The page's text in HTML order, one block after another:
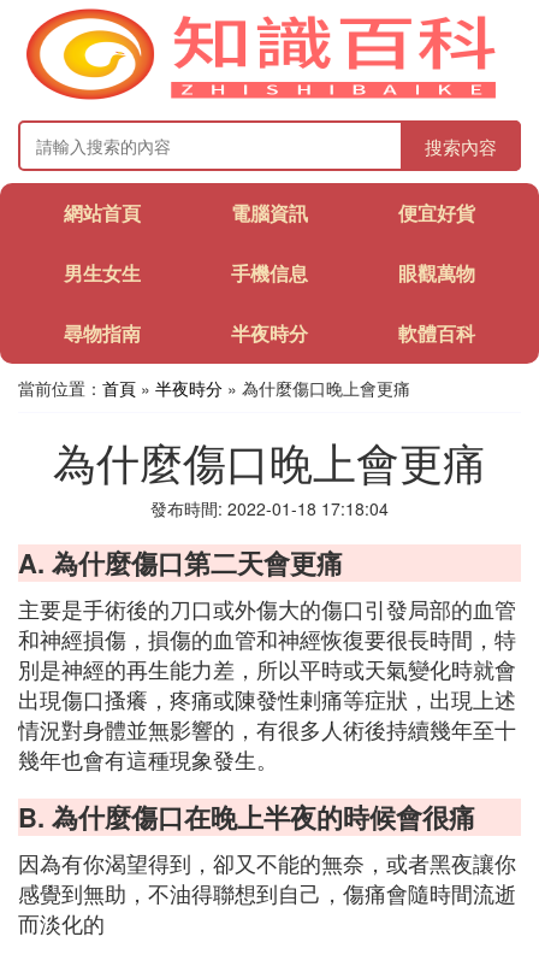
搜索內容
網站首頁 電腦資訊 便宜好貨
男生女生 手機信息 眼觀萬物
尋物指南 半夜時分 軟體百科
當前位置： 首頁 » 半夜時分 » 為什麼傷口晚上會更痛
為什麼傷口晚上會更痛
發布時間: 2022-01-18 17:18:04
A. 為什麼傷口第二天會更痛
主要是手術後的刀口或外傷大的傷口引發局部的血管
和神經損傷，損傷的血管和神經恢復要很長時間，特
別是神經的再生能力差，所以平時或天氣變化時就會
出現傷口搔癢，疼痛或陳發性剌痛等症狀，出現上述
情況對身體並無影響的，有很多人術後持續幾年至十
幾年也會有這種現象發生。
B. 為什麼傷口在晚上半夜的時候會很痛
因為有你渴望得到，卻又不能的無奈，或者黑夜讓你
感覺到無助，不油得聯想到自己，傷痛會隨時間流逝
而淡化的